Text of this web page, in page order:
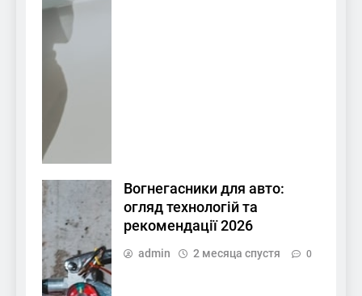
Вогнегасники для авто:
огляд технологій та
рекомендації 2026
admin 2 месяца спустя 0